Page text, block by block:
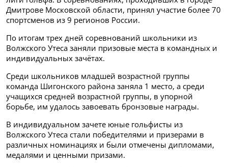
Дмитрове Московской области, принял участие более 70
спортсменов из 9 регионов России.
По итогам трех дней соревнований школьники из
Волжского Утеса заняли призовые места в командных и
индивидуальных зачётах.
Среди школьников младшей возрастной группы
команда Шигонского района заняла 1 место, а среди
учащихся средней возрастной группы, в упорной
борьбе, им удалось завоевать бронзовые награды.
В индивидуальном зачете юные гольфисты из
Волжского Утеса стали победителями и призерами в
различных номинациях и были отмечены дипломами,
медалями и ценными призами.